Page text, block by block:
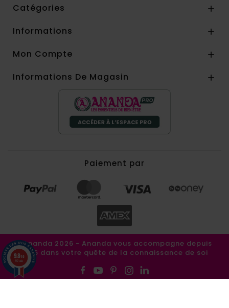
Catégories 
Informations 
Mon Compte 
Informations De Magasin 
Paiement par
©Ananda 2026 - Ananda vous accompagne depuis
1986 dans votre quête de la connaissance de soi
9.8/10
857 avis